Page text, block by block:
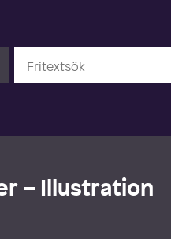
– Illustration